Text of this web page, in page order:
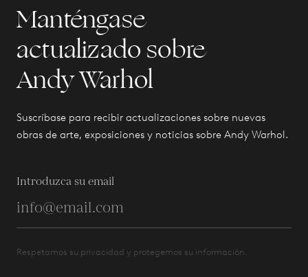
Manténgase
actualizado sobre
Andy Warhol
Suscríbase para recibir actualizaciones sobre nuevas
obras de arte, exposiciones y noticias sobre Andy Warhol.
Introduzca su email
Respetamos su privacidad y protegemos su información.